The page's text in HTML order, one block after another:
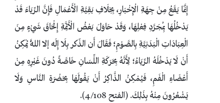
إِنَّمَا يَقَعُ مِنْ جِهَةِ الْإِخْبَارِ، بِخِلَافِ بَقِيَّةِ الْأَعْمَالِ فَإِنَّ الرِّيَاءَ قَدْ
يَدْخُلُهَا بِمُجَرَّدِ فِعْلِهَا، وَقَدْ حَاوَلَ بَعْضُ الْأَئِمَّةِ إِلْحَاقَ شَيْءٍ مِنَ
الْعِبَادَاتِ الْبَدَنِيَّةِ بِالصَّوْمِ؛ فَقَالَ أَن الذّكر بِلَا إِلَه إلا اللَّهُ يُمْكِنُ
أَنْ لَا يَدْخُلَهُ الرِّيَاءُ؛ لِأَنَّهُ بِحَرَكَةِ اللِّسَانِ خَاصَّةً دُونَ غَيْرِهِ مِنْ
أَعْضَاءِ الْفَمِ، فَيُمْكِنُ الذَّاكِرُ أَنْ يَقُولَهَا بِحَضْرَةِ النَّاسِ وَلَا
يَشْعُرُونَ مِنْهُ بِذَلِكَ. (الفتح 4/108).